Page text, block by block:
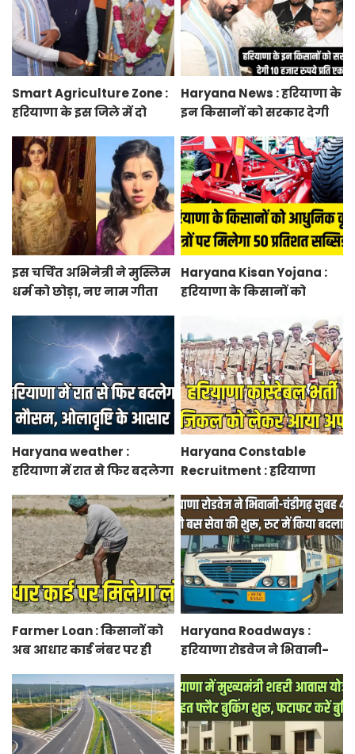
आवेदन
Smart Agriculture Zone :
हरियाणा के इस जिले में दो
एग्रीकल्चर जोन
Haryana News : हरियाणा के
इन किसानों को सरकार देगी
सीएम सैनी की घोषणा
इस चर्चित अभिनेत्री ने मुस्लिम
धर्म को छोड़ा, नए नाम गीता
Haryana Kisan Yojana :
हरियाणा के किसानों को
50 प्रतिशत सब्सिडी, फटाफट
करें आवेदन
Haryana weather :
हरियाणा में रात से फिर बदलेगा
Haryana Constable
Recruitment : हरियाणा
लेकर आया अपडेट, हर पद के
लिए 55 युवाओं ने किया
आवेदन
Farmer Loan : किसानों को
अब आधार कार्ड नंबर पर ही
से एमओयू करेगी सरकार
Haryana Roadways :
हरियाणा रोडवेज ने भिवानी-
रुट में किया बदलाव